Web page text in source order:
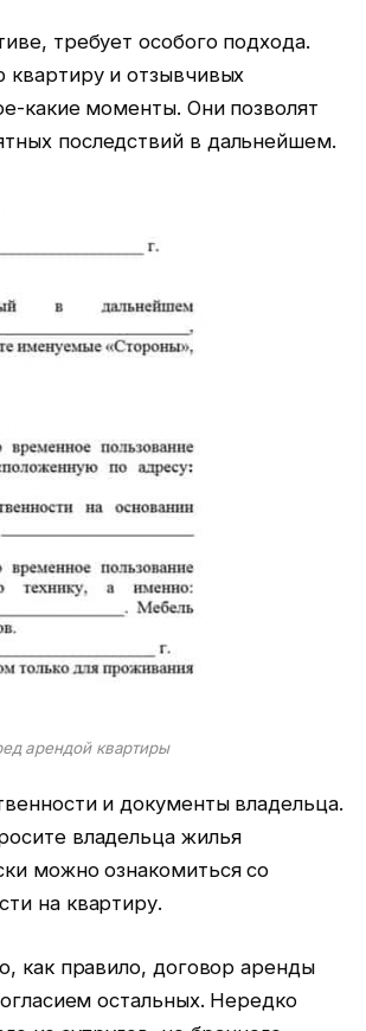
требует особого подхода.
и отзывчивых
какие моменты. Они позволят
последствий в дальнейшем.
арендой квартиры
и документы владельца.
владельца жилья
можно ознакомиться со
на квартиру.
как правило, договор аренды
остальных. Нередко